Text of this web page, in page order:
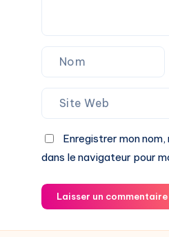
Enregistrer mon
dans le navigateur pour
Laisser un commentaire